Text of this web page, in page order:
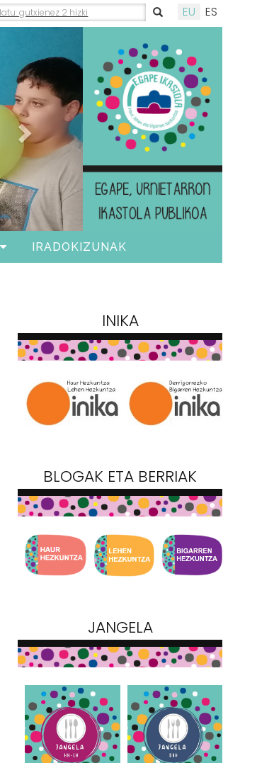
EU ES
IRADOKIZUNAK
INIKA
BLOGAK ETA BERRIAK
JANGELA